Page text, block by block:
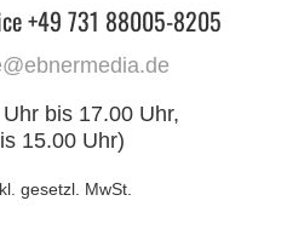
+49 731 88005-8205
bis 17.00 Uhr,
15.00 Uhr)
gesetzl. MwSt.